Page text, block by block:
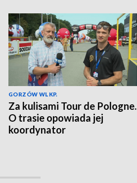
GORZÓW WLKP.
Za kulisami Tour de Pologne.
O trasie opowiada jej
koordynator